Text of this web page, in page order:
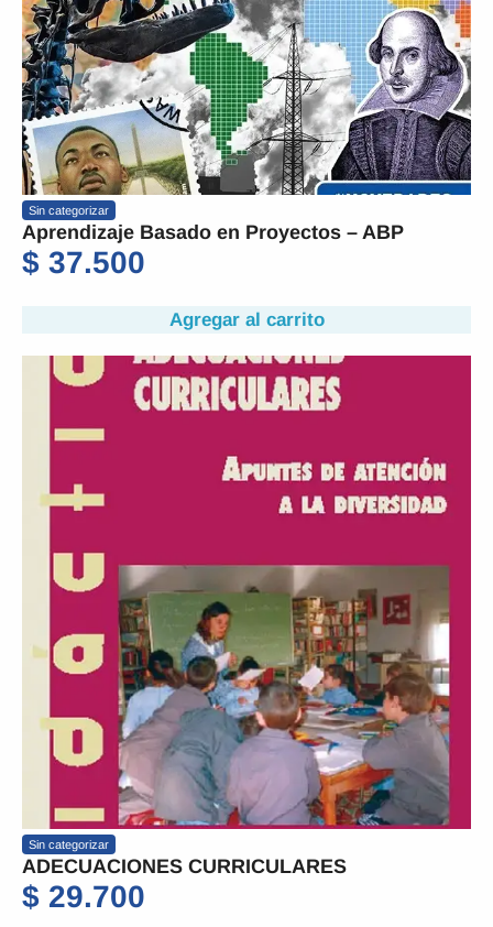
Sin categorizar
Aprendizaje Basado en Proyectos – ABP
$ 37.500
Agregar al carrito
Sin categorizar
ADECUACIONES CURRICULARES
$ 29.700